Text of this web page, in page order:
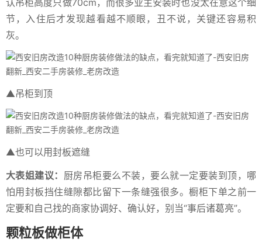
认吊柜高度只做70cm，而很多业主安装时也没太在意这个细
节，入住后才发现越看越不顺眼，丑不说，关键还容易积
灰。
▲吊柜到顶
▲也可以用封板遮缝
大表姐建议： 厨房吊柜要么不装，要么就一定要装到顶，哪
怕用封板挡住缝隙都比留下一条缝强很多。橱柜下单之前一
定要和自己找的商家协调好、确认好，别当“事后诸葛亮”。
颗粒板做柜体